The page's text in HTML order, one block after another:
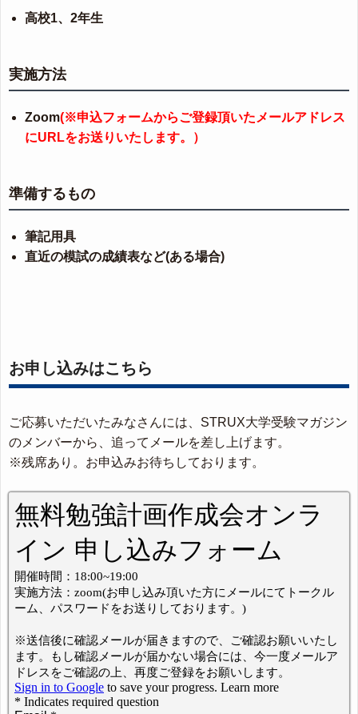
高校1、2年生
実施方法
Zoom(※申込フォームからご登録頂いたメールアドレス
にURLをお送りいたします。）
準備するもの
筆記用具
直近の模試の成績表など(ある場合)
お申し込みはこちら
ご応募いただいたみなさんには、STRUX大学受験マガジン
のメンバーから、追ってメールを差し上げます。
※残席あり。お申込みお待ちしております。